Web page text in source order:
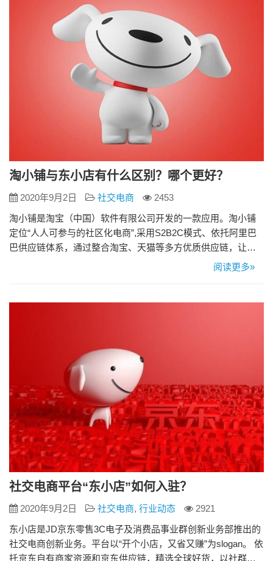
淘小铺与东小店有什么区别？哪个更好？
2020年9月2日 社交电商
2453
淘小铺是淘宝（中国）软件有限公司开发的一款应用。淘小铺
定位“人人可参与的社区化电商”,采用S2B2C模式、依托阿里巴
巴供应链体系，通过整合淘宝、天猫等多方优质供应链，让普
通消费者成为老板。 东小店是京东推出的社交电商创新业务，
板，网红达人，推手，宝妈，物流人员等群体提供社群型社交
阅读更多»
社交电商平台“东小店”如何入驻？
2020年9月2日 社交电商, 行业动态
2921
东小店是JD京东零售3C电子及消费品事业群创新业务部推出的
社交电商创新业务。平台以“开个小店，又省又赚”为slogan。 依
托京东自有商家资源和京东供应链，精选全球好货，以社群分